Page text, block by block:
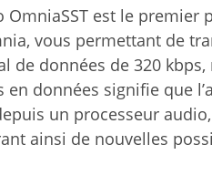
est le premier
vous permettant de
de données de 320
en données signifie que
un processeur
ainsi de nouvelles